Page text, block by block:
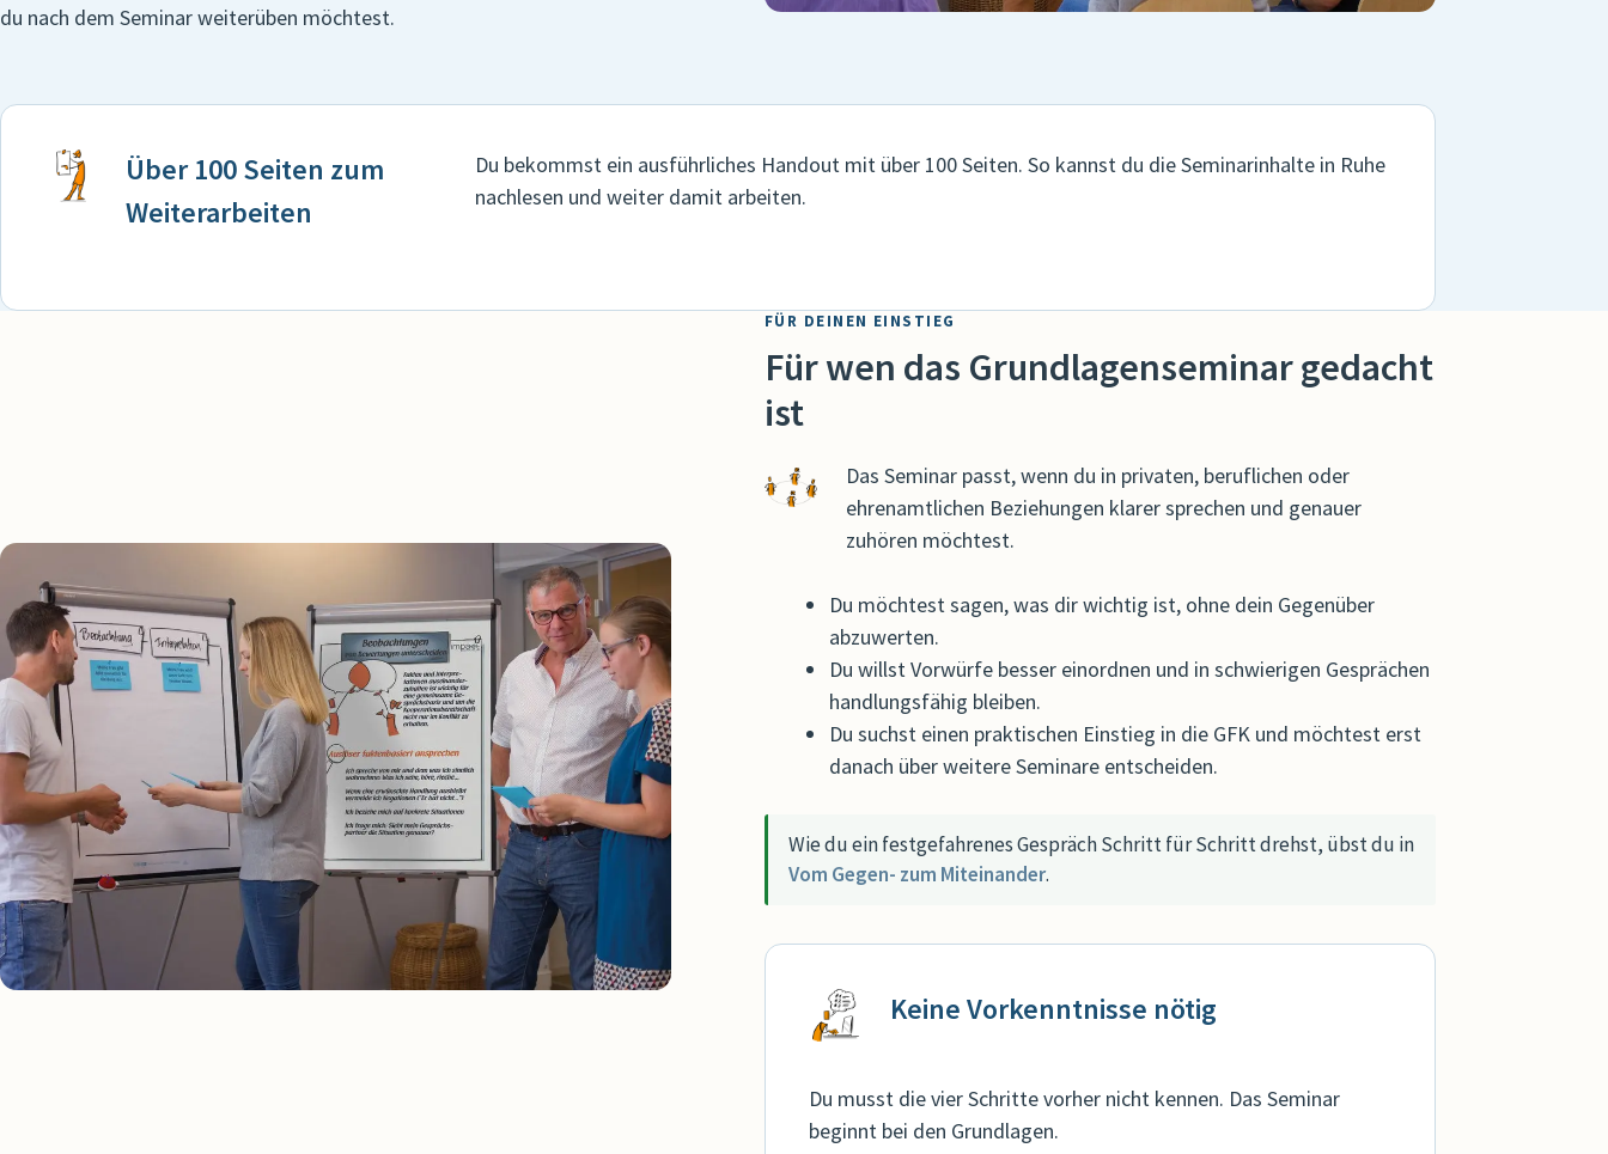
du nach dem Seminar weiterüben möchtest.
Über 100 Seiten zum
Weiterarbeiten
Du bekommst ein ausführliches Handout mit über 100 Seiten. So kannst du die Seminarinhalte in Ruhe
nachlesen und weiter damit arbeiten.
FÜR DEINEN EINSTIEG
Für wen das Grundlagenseminar gedacht
ist
Das Seminar passt, wenn du in privaten, beruflichen oder
ehrenamtlichen Beziehungen klarer sprechen und genauer
zuhören möchtest.
Du möchtest sagen, was dir wichtig ist, ohne dein Gegenüber
abzuwerten.
Du willst Vorwürfe besser einordnen und in schwierigen Gesprächen
handlungsfähig bleiben.
Du suchst einen praktischen Einstieg in die GFK und möchtest erst
danach über weitere Seminare entscheiden.
Wie du ein festgefahrenes Gespräch Schritt für Schritt drehst, übst du in
Vom Gegen- zum Miteinander.
Keine Vorkenntnisse nötig
Du musst die vier Schritte vorher nicht kennen. Das Seminar
beginnt bei den Grundlagen.